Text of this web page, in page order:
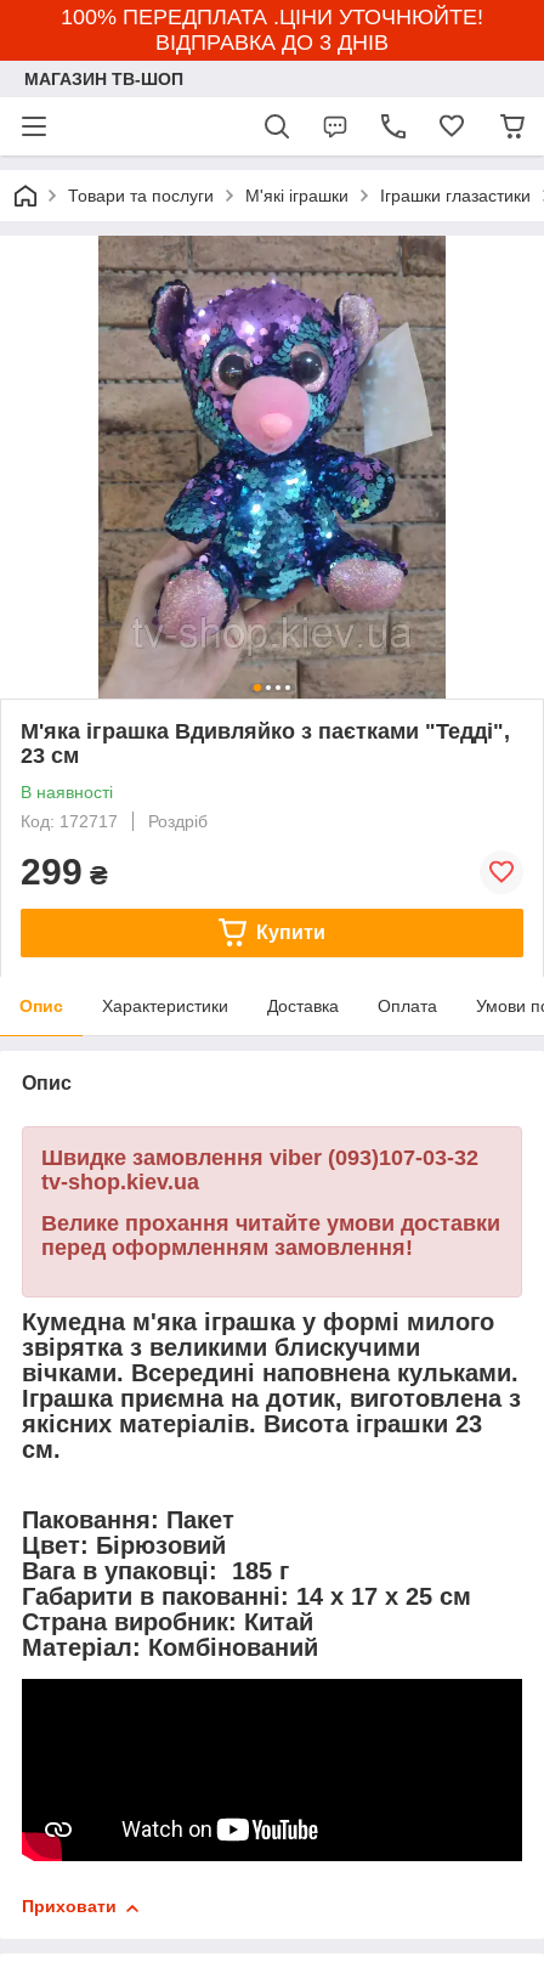
100% ПЕРЕДПЛАТА .ЦІНИ УТОЧНЮЙТЕ!
ВІДПРАВКА ДО 3 ДНІВ
МАГАЗИН ТВ-ШОП
Товари та послуги М'які іграшки Іграшки глазастики
М'яка іграшка Вдивляйко з паєтками "Тедді",
23 см
В наявності
Код: 172717
Роздріб
299 ₴
Купити
Опис Характеристики Доставка Оплата Умови
Опис
Швидке замовлення viber (093)107-03-32
tv-shop.kiev.ua
Велике прохання читайте умови доставки
перед оформленням замовлення!
Кумедна м'яка іграшка у формі милого
звірятка з великими блискучими
вічками. Всередині наповнена кульками.
Іграшка приємна на дотик, виготовлена з
якісних матеріалів. Висота іграшки 23
см.
Паковання: Пакет
Цвет: Бірюзовий
Вага в упаковці: 185 г
Габарити в пакованні: 14 x 17 x 25 см
Страна виробник: Китай
Матеріал: Комбінований
Приховати